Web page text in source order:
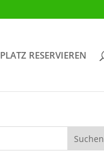
PLATZ RESERVIEREN
Suchen